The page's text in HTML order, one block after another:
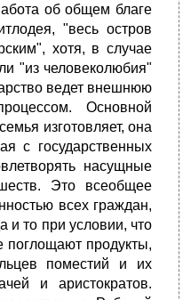
об общем благе
"весь остров
хотя, в случае
"из человеколюбия"
ведет внешнюю
Основной
изготовляет, она
с государственных
насущные
Это всеобщее
всех граждан,
и то при условии, что
поглощают продукты,
поместий и их
и аристократов.